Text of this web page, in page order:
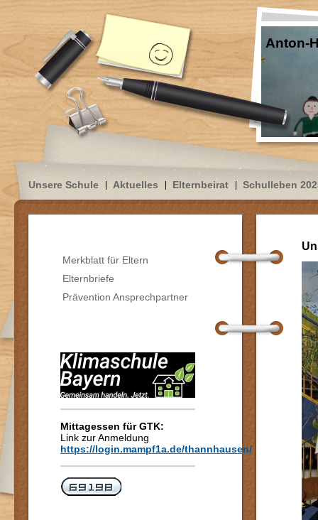
Anton-
Unsere Schule Aktuelles Elternbeirat Schulleben
Merkblatt für Eltern
Elternbriefe
Prävention Ansprechpartner
Mittagessen für GTK:
Link zur Anmeldung
https://login.mampf1a.de/thannhausen/